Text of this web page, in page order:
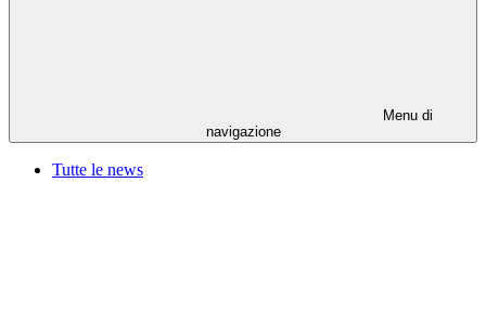
Menu di
navigazione
Tutte le news